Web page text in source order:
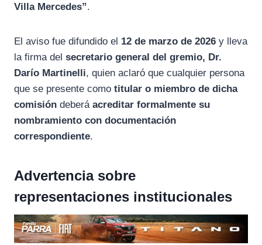
Villa Mercedes”.
El aviso fue difundido el 12 de marzo de 2026 y lleva
la firma del secretario general del gremio, Dr.
Darío Martinelli, quien aclaró que cualquier persona
que se presente como titular o miembro de dicha
comisión deberá acreditar formalmente su
nombramiento con documentación
correspondiente.
Advertencia sobre
representaciones institucionales